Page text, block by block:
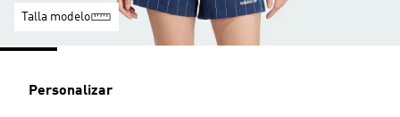
Talla modelo
Personalizar